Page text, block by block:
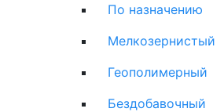
По назначению
Мелкозернистый
Геополимерный
Бездобавочный